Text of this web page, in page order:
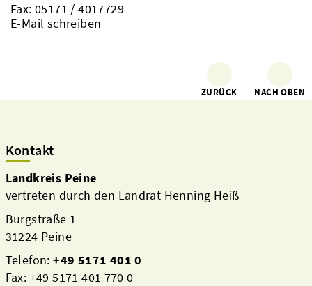
Fax: 05171 / 4017729
E-Mail schreiben
ZURÜCK NACH OBEN
Kontakt
Landkreis Peine
vertreten durch den Landrat Henning Heiß
Burgstraße 1
31224 Peine
Telefon:+49 5171 401 0
Fax: +49 5171 401 770 0